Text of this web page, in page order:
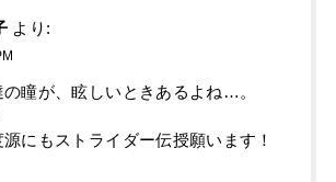
より:
瞳が、眩しいときあるよね…。
にもストライダー伝授願います！